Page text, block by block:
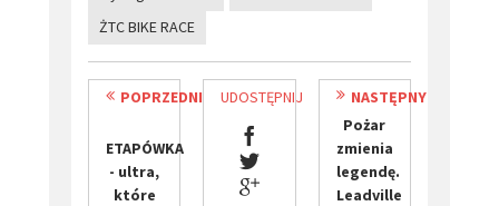
ŻTC BIKE RACE
POPRZEDNI
ETAPÓWKA
- ultra,
które
UDOSTĘPNIJ
NASTĘPNY
Pożar
zmienia
legendę.
Leadville